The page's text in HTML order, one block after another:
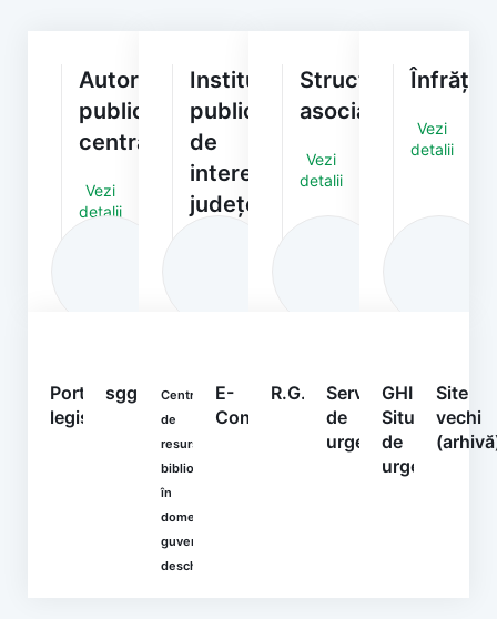
Autorități/Instituții
publice
centrale
Vezi
detalii
Instituții
publice
de
interes
județean
Structuri
asociative
Vezi
detalii
Înfrățiri
Vezi
detalii
Portal
legislativ
sgg.gov.ro
Centrul
de
resurse
bibliografice
în
domeniul
guvernării
deschise
E-
Consultare
R.G.P.D.Serviciul
de
urgență
GHIDURI
Situații
de
urgență
Site
vechi